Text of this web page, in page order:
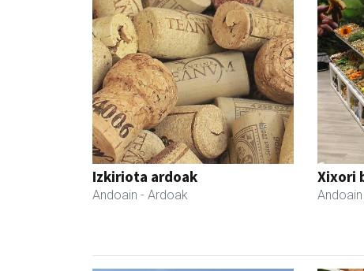
Izkiriota ardoak
Andoain - Ardoak
Xixori
Andoain